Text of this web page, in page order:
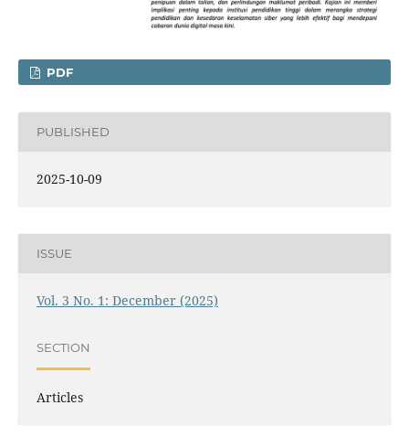
PDF
PUBLISHED
2025-10-09
ISSUE
Vol. 3 No. 1: December (2025)
SECTION
Articles